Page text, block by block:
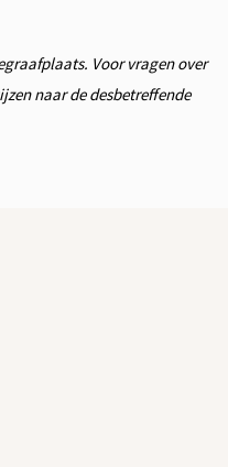
Voor vragen over
naar de desbetreffende